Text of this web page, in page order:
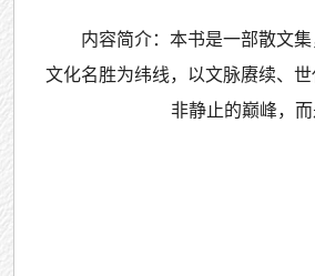
内容简介：本书是一部散文
文化名胜为纬线，以文脉赓续、
非静止的巅峰，而